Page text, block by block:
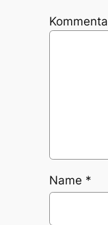
Name *